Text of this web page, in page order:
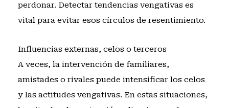
perdonar. Detectar tendencias vengativas es
vital para evitar esos círculos de resentimiento.
Influencias externas, celos o terceros
A veces, la intervención de familiares,
amistades o rivales puede intensificar los celos
y las actitudes vengativas. En estas situaciones,